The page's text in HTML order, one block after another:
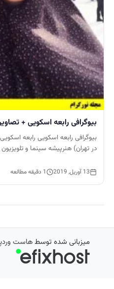
بیوگرافی رابعه اسکویی +
در تهران) هنرپیشه سینما و
13 آوریل, 2019 1 دقیقه مطالعه
میزبانی شده توسطهاست